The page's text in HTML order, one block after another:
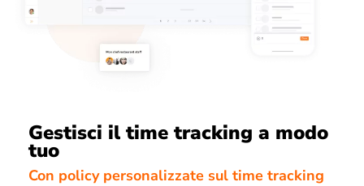
Gestisci il time tracking a modo
tuo
Con policy personalizzate sul time tracking